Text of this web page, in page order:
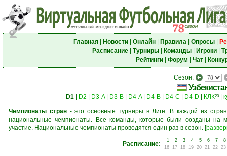
Главная| Новости| Онлайн| Правила| Опросы|
Расписание| Турниры| Команды| Игроки|
Рейтинги| Форум Чат|
Сезон:
D1| D2 D3-A| D3-B| D4-A| D4-B| D4-C D4-D КЛК20|
Чемпионаты стран- это основные турниры в Лиге. В каждой из
национальные чемпионаты. Все команды, которые были созданы на
участие. Национальные чемпионаты проводятся один раз в сезон. [
Расписание: 1 2 3 4 5 6 7
8
16
17 18 19 20 21 22 23